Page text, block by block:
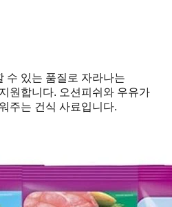
수 있는 품질로 자라나는
원합니다. 오션피쉬와 우유가
주는 건식 사료입니다.